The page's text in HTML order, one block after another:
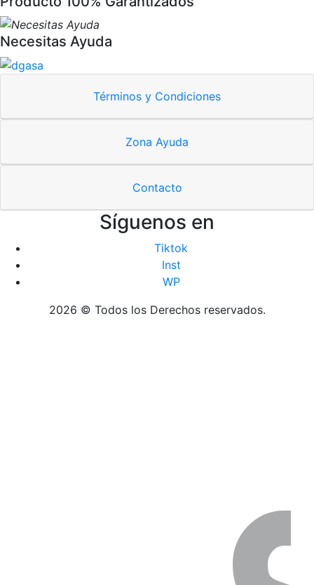
Necesitas Ayuda
Términos y Condiciones
Zona Ayuda
Contacto
Síguenos en
Tiktok
Inst
WP
2026 © Todos los Derechos reservados.